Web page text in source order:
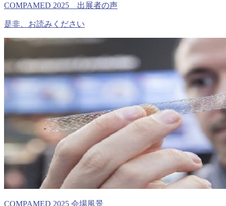
COMPAMED 2025 出展者の声
是非、お読みください
COMPAMED 2025 会場風景